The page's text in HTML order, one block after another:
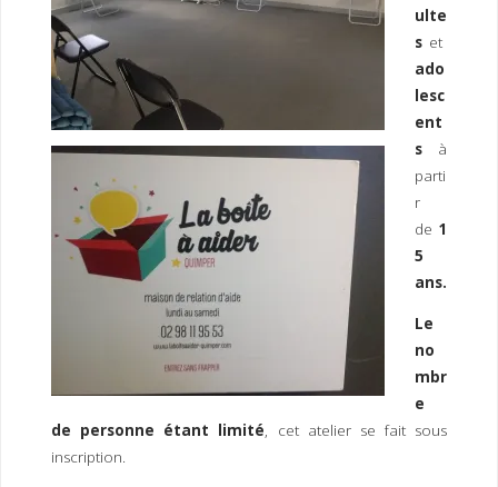
ulte
set
ado
lesc
ent
sà
parti
r
de 1
5
ans.
Le
no
mbr
e
de personne étant limité, cet atelier se fait sous
inscription.